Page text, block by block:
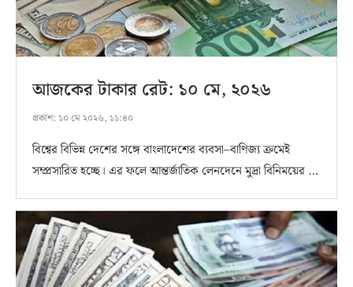
আজকের টাকার রেট: ১০ মে, ২০২৬
প্রকাশ: ১০ মে ২০২৬, ১১:৪০
বিশ্বের বিভিন্ন দেশের সঙ্গে বাংলাদেশের ব্যবসা–বাণিজ্য ক্রমেই
সম্প্রসারিত হচ্ছে। এর ফলে আন্তর্জাতিক লেনদেনে মুদ্রা বিনিময়ের …